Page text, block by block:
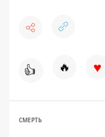
👍 🔥 ♥
СМЕРТЬ